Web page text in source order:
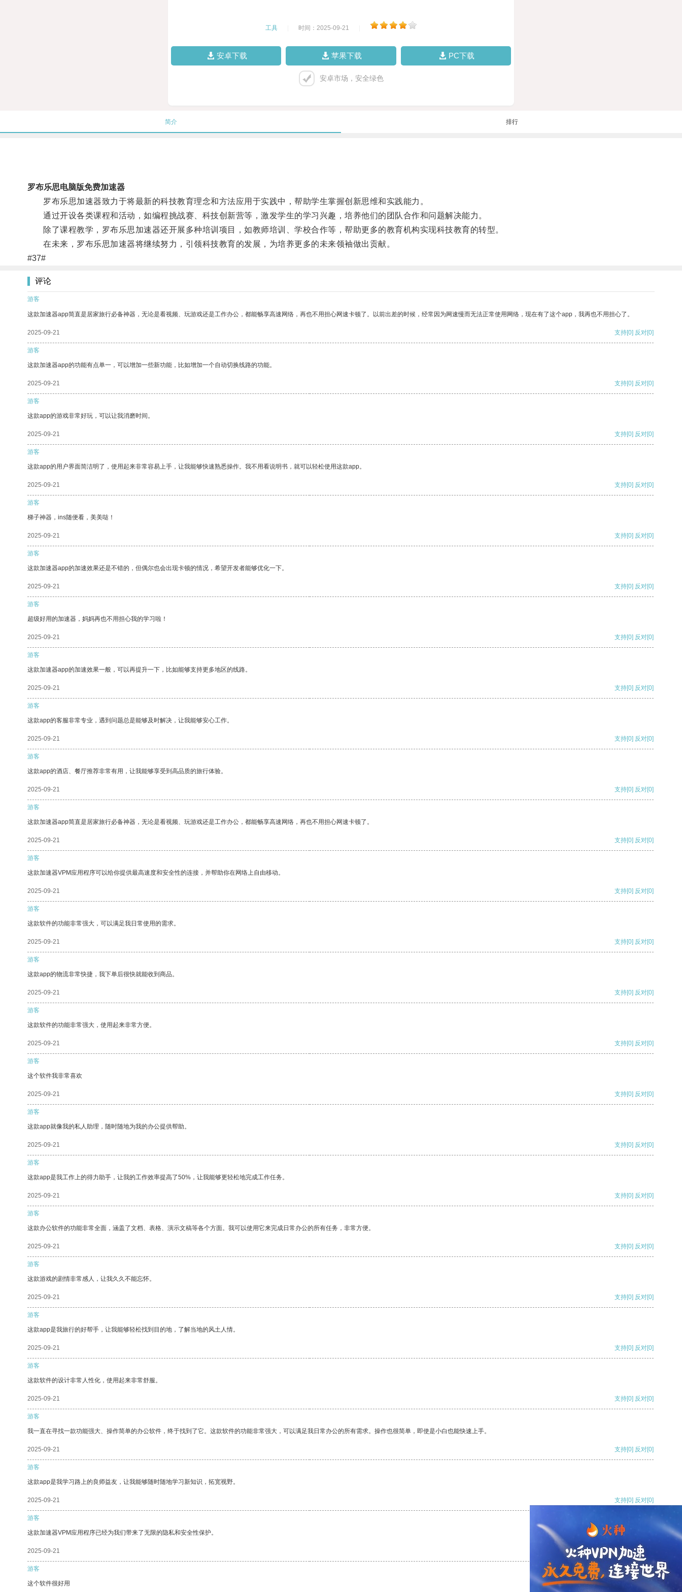
工具 时间：2025-09-21
安卓下载 苹果下载 PC下载
安卓市场，安全绿色
简介 排行
罗布乐思电脑版免费加速器
罗布乐思加速器致力于将最新的科技教育理念和方法应用于实践中，帮助学生掌握创新思维和实践能力。
通过开设各类课程和活动，如编程挑战赛、科技创新营等，激发学生的学习兴趣，培养他们的团队合作和问题解决能力。
除了课程教学，罗布乐思加速器还开展多种培训项目，如教师培训、学校合作等，帮助更多的教育机构实现科技教育的转型。
在未来，罗布乐思加速器将继续努力，引领科技教育的发展，为培养更多的未来领袖做出贡献。
#37#
评论
游客
这款加速器app简直是居家旅行必备神器，无论是看视频、玩游戏还是工作办公，都能畅享高速网络，再也不用担心网速卡顿了。以前出差的时候，经常因为网速慢而无法正常使用网络，现在有了这个app，我再也不用担心了。
2025-09-21 支持[0] 反对[0]
游客
这款加速器app的功能有点单一，可以增加一些新功能，比如增加一个自动切换线路的功能。
2025-09-21 支持[0] 反对[0]
游客
这款app的游戏非常好玩，可以让我消磨时间。
2025-09-21 支持[0] 反对[0]
游客
这款app的用户界面简洁明了，使用起来非常容易上手，让我能够快速熟悉操作。我不用看说明书，就可以轻松使用这款app。
2025-09-21 支持[0] 反对[0]
游客
梯子神器，ins随便看，美美哒！
2025-09-21 支持[0] 反对[0]
游客
这款加速器app的加速效果还是不错的，但偶尔也会出现卡顿的情况，希望开发者能够优化一下。
2025-09-21 支持[0] 反对[0]
游客
超级好用的加速器，妈妈再也不用担心我的学习啦！
2025-09-21 支持[0] 反对[0]
游客
这款加速器app的加速效果一般，可以再提升一下，比如能够支持更多地区的线路。
2025-09-21 支持[0] 反对[0]
游客
这款app的客服非常专业，遇到问题总是能够及时解决，让我能够安心工作。
2025-09-21 支持[0] 反对[0]
游客
这款app的酒店、餐厅推荐非常有用，让我能够享受到高品质的旅行体验。
2025-09-21 支持[0] 反对[0]
游客
这款加速器app简直是居家旅行必备神器，无论是看视频、玩游戏还是工作办公，都能畅享高速网络，再也不用担心网速卡顿了。
2025-09-21 支持[0] 反对[0]
游客
这款加速器VPM应用程序可以给你提供最高速度和安全性的连接，并帮助你在网络上自由移动。
2025-09-21 支持[0] 反对[0]
游客
这款软件的功能非常强大，可以满足我日常使用的需求。
2025-09-21 支持[0] 反对[0]
游客
这款app的物流非常快捷，我下单后很快就能收到商品。
2025-09-21 支持[0] 反对[0]
游客
这款软件的功能非常强大，使用起来非常方便。
2025-09-21 支持[0] 反对[0]
游客
这个软件我非常喜欢
2025-09-21 支持[0] 反对[0]
游客
这款app就像我的私人助理，随时随地为我的办公提供帮助。
2025-09-21 支持[0] 反对[0]
游客
这款app是我工作上的得力助手，让我的工作效率提高了50%，让我能够更轻松地完成工作任务。
2025-09-21 支持[0] 反对[0]
游客
这款办公软件的功能非常全面，涵盖了文档、表格、演示文稿等各个方面。我可以使用它来完成日常办公的所有任务，非常方便。
2025-09-21 支持[0] 反对[0]
游客
这款游戏的剧情非常感人，让我久久不能忘怀。
2025-09-21 支持[0] 反对[0]
游客
这款app是我旅行的好帮手，让我能够轻松找到目的地，了解当地的风土人情。
2025-09-21 支持[0] 反对[0]
游客
这款软件的设计非常人性化，使用起来非常舒服。
2025-09-21 支持[0] 反对[0]
游客
我一直在寻找一款功能强大、操作简单的办公软件，终于找到了它。这款软件的功能非常强大，可以满足我日常办公的所有需求。操作也很简单，即使是小白也能快速上手。
2025-09-21 支持[0] 反对[0]
游客
这款app是我学习路上的良师益友，让我能够随时随地学习新知识，拓宽视野。
2025-09-21 支持[0] 反对[0]
游客
这款加速器VPM应用程序已经为我们带来了无限的隐私和安全性保护。
2025-09-21 支持[0] 反对
游客
这个软件很好用